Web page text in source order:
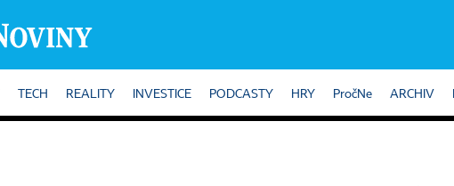
TECH REALITY INVESTICE PODCASTY HRY PročNe ARCHIV